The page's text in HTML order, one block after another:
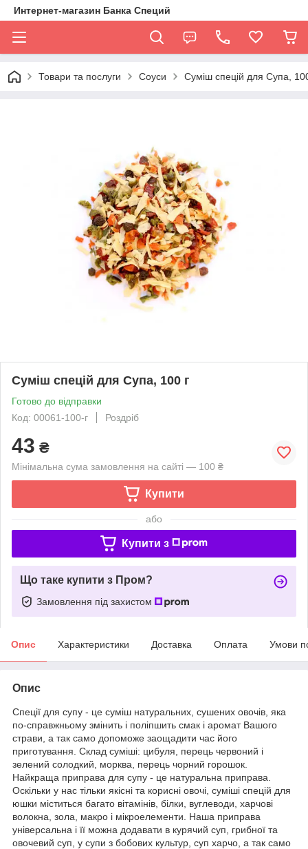
Интернет-магазин Банка Специй
Товари та послуги Соуси Суміш спецій для Супа,
Суміш спецій для Супа, 100 г
Готово до відправки
Код: 00061-100-г
Роздріб
43 ₴
Мінімальна сума замовлення на сайті — 100 ₴
Купити
або
Купити з
Що таке купити з Пром?
Замовлення під захистом
Опис Характеристики Доставка Оплата Умови
Опис
Спеції для супу - це суміш натуральних, сушених овочів, яка
по-справжньому змінить і поліпшить смак і аромат Вашого
страви, а так само допоможе заощадити час його
приготування. Склад суміші: цибуля, перець червоний і
зелений солодкий, морква, перець чорний горошок.
Найкраща приправа для супу - це натуральна приправа.
Оскільки у нас тільки якісні та корисні овочі, суміші спецій для
юшки міститься багато вітамінів, білки, вуглеводи, харчові
волокна, зола, макро і мікроелементи. Наша приправа
універсальна і її можна додавати в курячий суп, грибної та
овочевий суп, у супи з бобових культур, суп харчо, а так само